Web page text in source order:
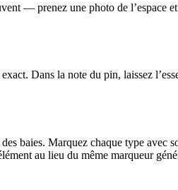
— prenez une photo de l’espace
Dans la note du pin, laissez
baies. Marquez chaque type avec
au lieu du même marqueur